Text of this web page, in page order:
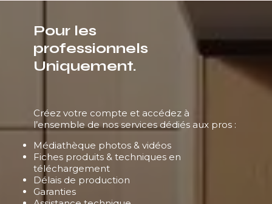
Pour les
professionnels
Uniquement.
Créez votre compte et accédez à
l’ensemble de nos services dédiés aux pros :
Médiathèque photos & vidéos
Fiches produits & techniques en
téléchargement
Délais de production
Garanties